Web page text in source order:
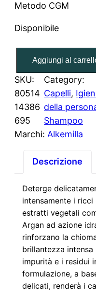
Metodo CGM
Disponibile
S
a
m
p
o
o
Aggiungi al
SKU:
80514
14386
695
Category:
Capelli,
della
Shampoo
Marchi: Alkemilla
Descrizione
Deterge
intensamente i
estratti vegetali
Argan ad azione
rinforzano la
brillantezza
impurità e i residui
formulazione, a
delicati, renderà i